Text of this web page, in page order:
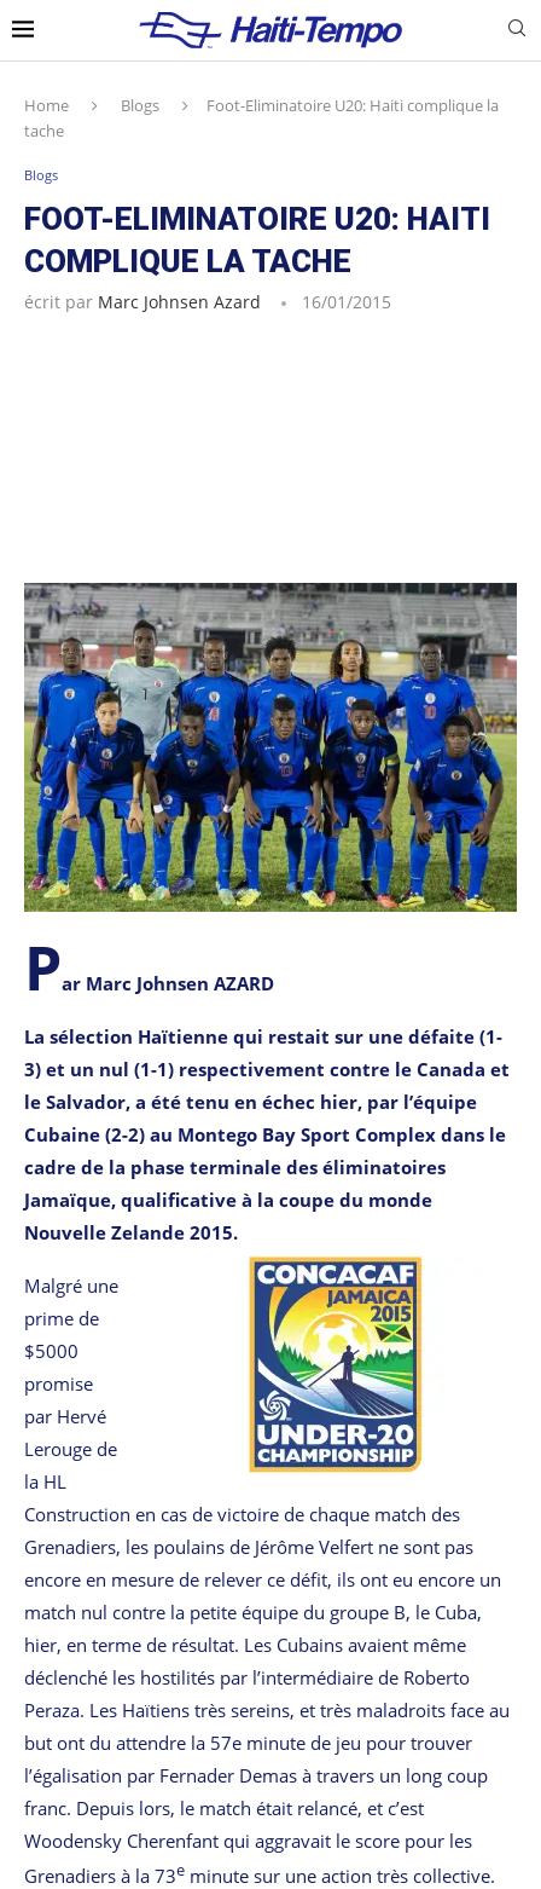
Home Blogs
Foot-Eliminatoire U20: Haiti complique la
tache
Blogs
FOOT-ELIMINATOIRE U20: HAITI
COMPLIQUE LA TACHE
écrit par Marc Johnsen Azard 16/01/2015
Par Marc Johnsen AZARD
La sélection Haïtienne qui restait sur une défaite (1-
3) et un nul (1-1) respectivement contre le Canada et
le Salvador, a été tenu en échec hier, par l’équipe
Cubaine (2-2) au Montego Bay Sport Complex dans le
cadre de la phase terminale des éliminatoires
Jamaïque, qualificative à la coupe du monde
Nouvelle Zelande 2015.
Malgré une
prime de
$5000
promise
par Hervé
Lerouge de
la HL
Construction en cas de victoire de chaque match des
Grenadiers, les poulains de Jérôme Velfert ne sont pas
encore en mesure de relever ce défit, ils ont eu encore un
match nul contre la petite équipe du groupe B, le Cuba,
hier, en terme de résultat. Les Cubains avaient même
déclenché les hostilités par l’intermédiaire de Roberto
Peraza. Les Haïtiens très sereins, et très maladroits face au
but ont du attendre la 57e minute de jeu pour trouver
l’égalisation par Fernader Demas à travers un long coup
franc. Depuis lors, le match était relancé, et c’est
Woodensky Cherenfant qui aggravait le score pour les
Grenadiers à la 73e minute sur une action très collective.